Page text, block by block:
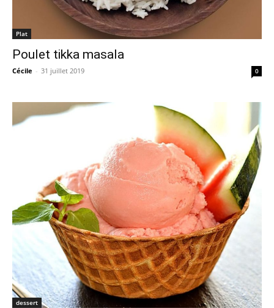
Plat
Poulet tikka masala
Cécile - 31 juillet 2019 0
dessert